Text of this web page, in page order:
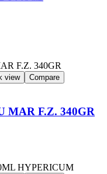
view Compare
MAR F.Z. 340GR